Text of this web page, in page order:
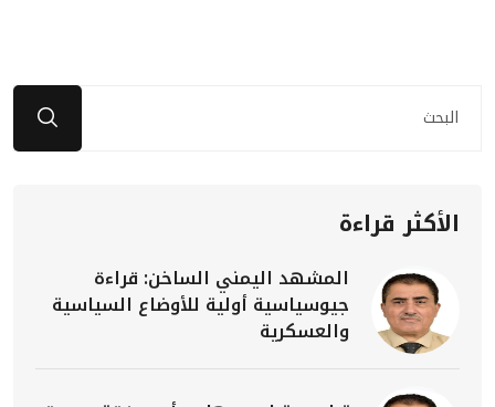
الأكثر قراءة
المشهد اليمني الساخن: قراءة
جيوسياسية أولية للأوضاع السياسية
والعسكرية